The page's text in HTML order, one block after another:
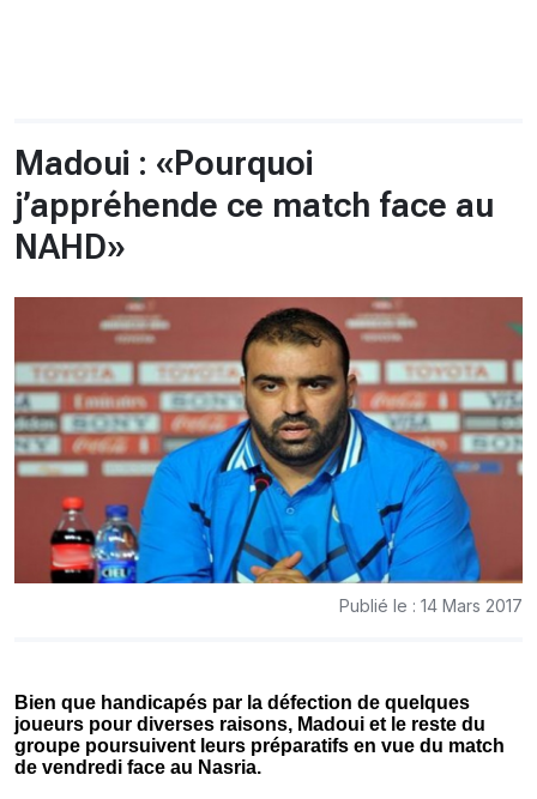
Madoui : «Pourquoi
j’appréhende ce match face au
NAHD»
Publié le : 14 Mars 2017
Bien que handicapés par la défection de quelques
joueurs pour diverses raisons, Madoui et le reste du
groupe poursuivent leurs préparatifs en vue du match
de vendredi face au Nasria.